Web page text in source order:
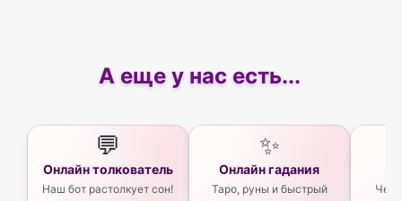
А еще у нас есть...
💬
Онлайн толкователь
Наш бот растолкует сон!
✨
Онлайн гадания
Таро, руны и быстрый